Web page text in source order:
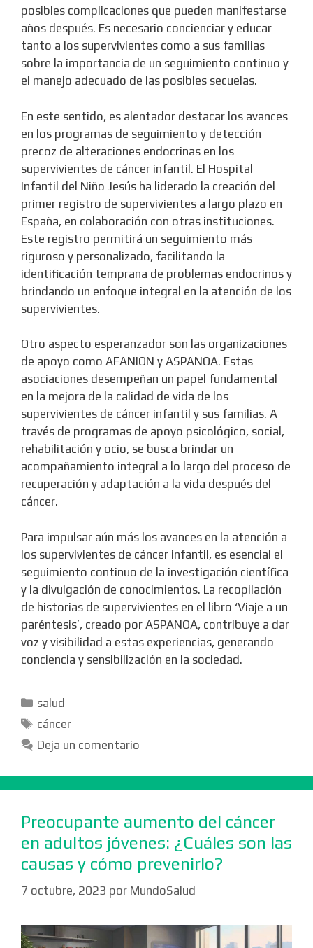
posibles complicaciones que pueden manifestarse
años después. Es necesario concienciar y educar
tanto a los supervivientes como a sus familias
sobre la importancia de un seguimiento continuo y
el manejo adecuado de las posibles secuelas.
En este sentido, es alentador destacar los avances
en los programas de seguimiento y detección
precoz de alteraciones endocrinas en los
supervivientes de cáncer infantil. El Hospital
Infantil del Niño Jesús ha liderado la creación del
primer registro de supervivientes a largo plazo en
España, en colaboración con otras instituciones.
Este registro permitirá un seguimiento más
riguroso y personalizado, facilitando la
identificación temprana de problemas endocrinos y
brindando un enfoque integral en la atención de los
supervivientes.
Otro aspecto esperanzador son las organizaciones
de apoyo como AFANION y ASPANOA. Estas
asociaciones desempeñan un papel fundamental
en la mejora de la calidad de vida de los
supervivientes de cáncer infantil y sus familias. A
través de programas de apoyo psicológico, social,
rehabilitación y ocio, se busca brindar un
acompañamiento integral a lo largo del proceso de
recuperación y adaptación a la vida después del
cáncer.
Para impulsar aún más los avances en la atención a
los supervivientes de cáncer infantil, es esencial el
seguimiento continuo de la investigación científica
y la divulgación de conocimientos. La recopilación
de historias de supervivientes en el libro ‘Viaje a un
paréntesis’, creado por ASPANOA, contribuye a dar
voz y visibilidad a estas experiencias, generando
conciencia y sensibilización en la sociedad.
Categorías
salud
Etiquetas
cáncer
Deja un comentario
Preocupante aumento del cáncer
en adultos jóvenes: ¿Cuáles son las
causas y cómo prevenirlo?
7 octubre, 2023 por MundoSalud